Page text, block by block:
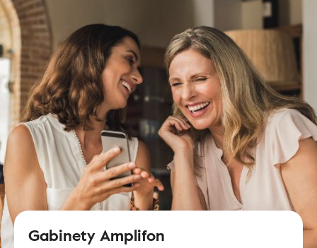
Gabinety Amplifon